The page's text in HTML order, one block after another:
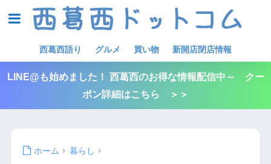
西葛西語り グルメ 買い物 新開店閉店情報
LINE@も始めました！ 西葛西のお得な情報配信中～ クー
ポン詳細はこちら ＞＞
ホーム 暮らし